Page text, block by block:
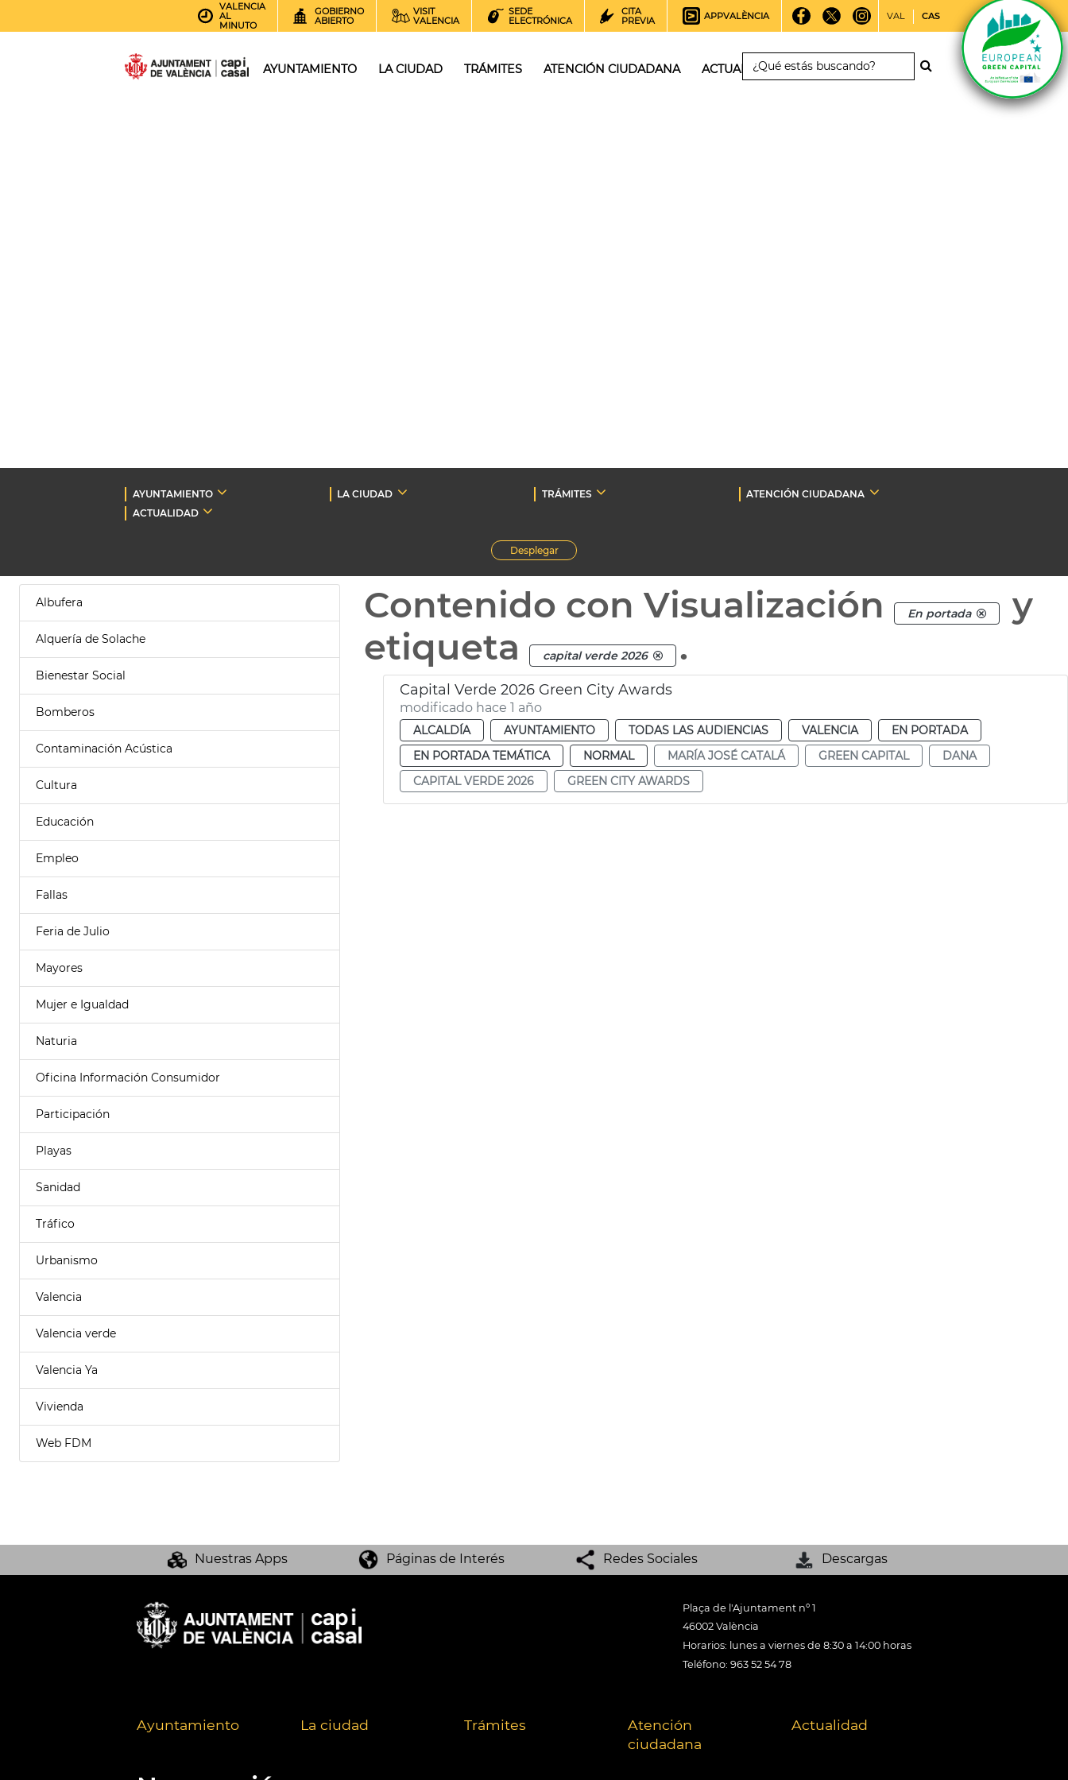
VALENCIA
AL
MINUTO
GOBIERNO
ABIERTO
VISIT
VALENCIA
SEDE
ELECTRÓNICA
CITA
PREVIA
APPVALÈNCIA VAL CAS
AYUNTAMIENTO LA CIUDAD TRÁMITES ATENCIÓN CIUDADANA ACTUALIDAD
AYUNTAMIENTO LA CIUDAD TRÁMITES
ATENCIÓN CIUDADANA
ACTUALIDAD
Desplegar
Albufera
Alquería de Solache
Bienestar Social
Bomberos
Contaminación Acústica
Cultura
Educación
Empleo
Fallas
Feria de Julio
Mayores
Mujer e Igualdad
Naturia
Oficina Información Consumidor
Participación
Playas
Sanidad
Tráfico
Urbanismo
Valencia
Valencia verde
Valencia Ya
Vivienda
Web FDM
Contenido con Visualización En portada
y
etiqueta
capital verde 2026 .
Capital Verde 2026 Green City Awards
modificado hace 1 año
ALCALDÍA AYUNTAMIENTO TODAS LAS AUDIENCIAS VALENCIA
EN PORTADA
EN PORTADA TEMÁTICA
NORMAL MARÍA JOSÉ CATALÁ GREEN CAPITAL
DANA
CAPITAL VERDE 2026
GREEN CITY AWARDS
Nuestras Apps Páginas de Interés Redes Sociales Descargas
Plaça de l'Ajuntament nº 1
46002 València
Horarios: lunes a viernes de 8:30 a 14:00 horas
Teléfono: 963 52 54 78
Ayuntamiento La ciudad Trámites
Atención
ciudadana
Actualidad